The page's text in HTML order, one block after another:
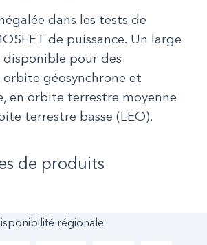
dans les tests de
de puissance. Un large
pour des
géosynchrone et
en orbite terrestre moyenne
terrestre basse (LEO).
de produits
régionale